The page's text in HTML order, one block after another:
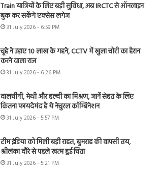
Train यात्रियों के लिए बड़ी सुविधा, अब IRCTC से ऑनलाइन
बुक कर सकेंगे एक्सेस लगेज
31 July 2026 - 6:59 PM
चूहे ने उड़ाए 10 लाख के गहने, CCTV में खुला चोरी का हैरान
करने वाला राज
31 July 2026 - 6:26 PM
दालचीनी, मेथी और हल्दी का मिश्रण, जानें सेहत के लिए
कितना फायदेमंद है ये नेचुरल कॉम्बिनेशन
31 July 2026 - 5:57 PM
टीम इंडिया को मिली बड़ी राहत, बुमराह की वापसी तय,
श्रीलंका दौरे से पहले खत्म हुई चिंता
31 July 2026 - 5:21 PM